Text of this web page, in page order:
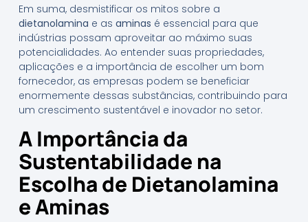
Em suma, desmistificar os mitos sobre a
dietanolamina e as aminas é essencial para que
indústrias possam aproveitar ao máximo suas
potencialidades. Ao entender suas propriedades,
aplicações e a importância de escolher um bom
fornecedor, as empresas podem se beneficiar
enormemente dessas substâncias, contribuindo para
um crescimento sustentável e inovador no setor.
A Importância da
Sustentabilidade na
Escolha de Dietanolamina
e Aminas